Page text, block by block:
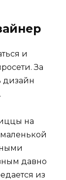
и
За
дизайн
на
давно
из